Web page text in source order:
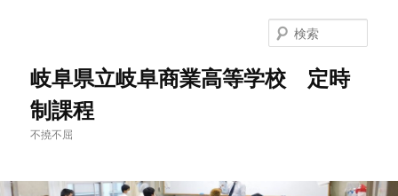
岐阜県立岐阜商業高等学校 定時
制課程
不撓不屈
索